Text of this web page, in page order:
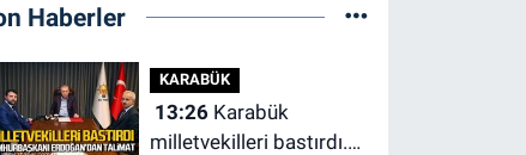
Haberler
KARABÜK
13:26Karabük
milletvekilleri bastırdı.